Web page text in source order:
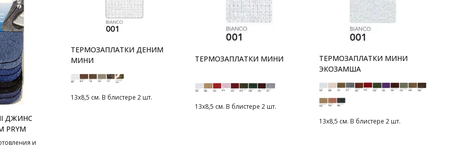
ДЖИНС
СМ PRYM
и
ТЕРМОЗАПЛАТКИ ДЕНИМ
МИНИ
13х8,5 см. В блистере 2 шт.
ТЕРМОЗАПЛАТКИ МИНИ
13х8,5 см. В блистере 2 шт.
ТЕРМОЗАПЛАТКИ МИНИ
ЭКОЗАМША
13х8,5 см. В блистере 2 шт.